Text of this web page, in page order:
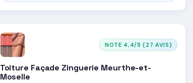
NOTE 4,4/5 (27 AVIS)
Toiture Façade Zinguerie Meurthe-et-
Moselle